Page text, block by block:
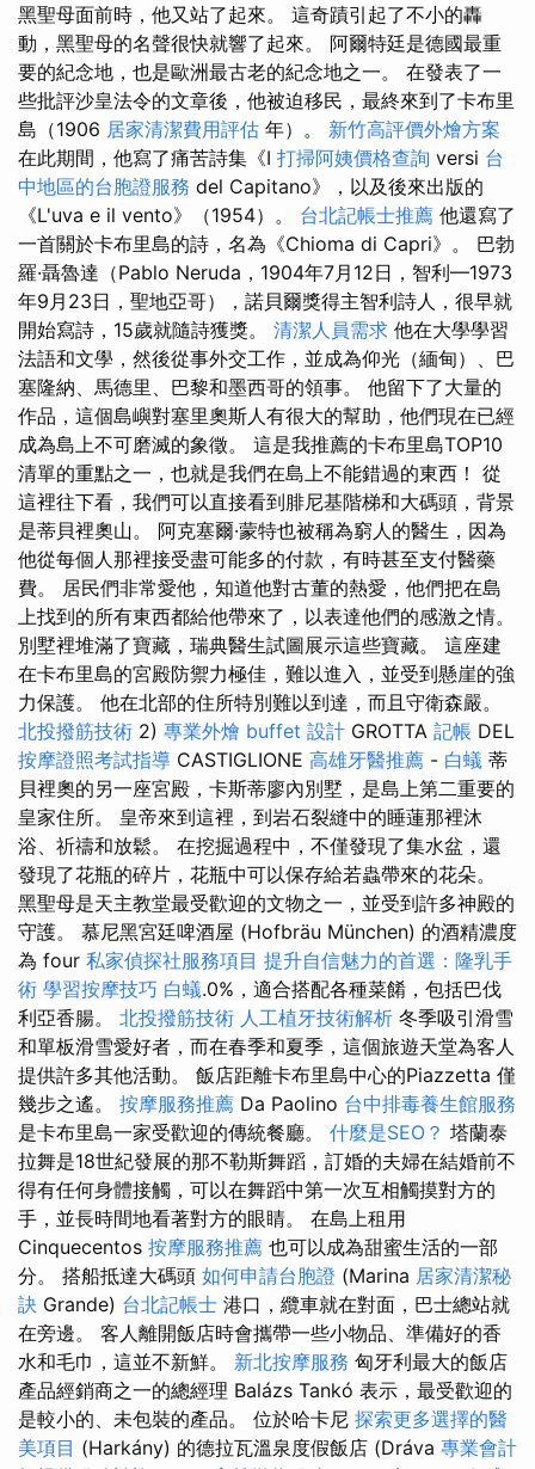
黑聖母面前時，他又站了起來。 這奇蹟引起了不小的轟
動，黑聖母的名聲很快就響了起來。 阿爾特廷是德國最重
要的紀念地，也是歐洲最古老的紀念地之一。 在發表了一
些批評沙皇法令的文章後，他被迫移民，最終來到了卡布里
島（1906 居家清潔費用評估 年）。 新竹高評價外燴方案
在此期間，他寫了痛苦詩集《I 打掃阿姨價格查詢 versi 台
中地區的台胞證服務 del Capitano》，以及後來出版的
《L'uva e il vento》（1954）。 台北記帳士推薦 他還寫了
一首關於卡布里島的詩，名為《Chioma di Capri》。 巴勃
羅·聶魯達（Pablo Neruda，1904年7月12日，智利—1973
年9月23日，聖地亞哥），諾貝爾獎得主智利詩人，很早就
開始寫詩，15歲就隨詩獲獎。 清潔人員需求 他在大學學習
法語和文學，然後從事外交工作，並成為仰光（緬甸）、巴
塞隆納、馬德里、巴黎和墨西哥的領事。 他留下了大量的
作品，這個島嶼對塞里奧斯人有很大的幫助，他們現在已經
成為島上不可磨滅的象徵。 這是我推薦的卡布里島TOP10
清單的重點之一，也就是我們在島上不能錯過的東西！ 從
這裡往下看，我們可以直接看到腓尼基階梯和大碼頭，背景
是蒂貝裡奧山。 阿克塞爾·蒙特也被稱為窮人的醫生，因為
他從每個人那裡接受盡可能多的付款，有時甚至支付醫藥
費。 居民們非常愛他，知道他對古董的熱愛，他們把在島
上找到的所有東西都給他帶來了，以表達他們的感激之情。
別墅裡堆滿了寶藏，瑞典醫生試圖展示這些寶藏。 這座建
在卡布里島的宮殿防禦力極佳，難以進入，並受到懸崖的強
力保護。 他在北部的住所特別難以到達，而且守衛森嚴。
北投撥筋技術 2) 專業外燴 buffet 設計 GROTTA 記帳 DEL
按摩證照考試指導 CASTIGLIONE 高雄牙醫推薦 - 白蟻 蒂
貝裡奧的另一座宮殿，卡斯蒂廖內別墅，是島上第二重要的
皇家住所。 皇帝來到這裡，到岩石裂縫中的睡蓮那裡沐
浴、祈禱和放鬆。 在挖掘過程中，不僅發現了集水盆，還
發現了花瓶的碎片，花瓶中可以保存給若蟲帶來的花朵。
黑聖母是天主教堂最受歡迎的文物之一，並受到許多神殿的
守護。 慕尼黑宮廷啤酒屋 (Hofbräu München) 的酒精濃度
為 four 私家偵探社服務項目 提升自信魅力的首選：隆乳手
術 學習按摩技巧 白蟻.0%，適合搭配各種菜餚，包括巴伐
利亞香腸。 北投撥筋技術 人工植牙技術解析 冬季吸引滑雪
和單板滑雪愛好者，而在春季和夏季，這個旅遊天堂為客人
提供許多其他活動。 飯店距離卡布里島中心的Piazzetta 僅
幾步之遙。 按摩服務推薦 Da Paolino 台中排毒養生館服務
是卡布里島一家受歡迎的傳統餐廳。 什麼是SEO？ 塔蘭泰
拉舞是18世紀發展的那不勒斯舞蹈，訂婚的夫婦在結婚前不
得有任何身體接觸，可以在舞蹈中第一次互相觸摸對方的
手，並長時間地看著對方的眼睛。 在島上租用
Cinquecentos 按摩服務推薦 也可以成為甜蜜生活的一部
分。 搭船抵達大碼頭 如何申請台胞證 (Marina 居家清潔秘
訣 Grande) 台北記帳士 港口，纜車就在對面，巴士總站就
在旁邊。 客人離開飯店時會攜帶一些小物品、準備好的香
水和毛巾，這並不新鮮。 新北按摩服務 匈牙利最大的飯店
產品經銷商之一的總經理 Balázs Tankó 表示，最受歡迎的
是較小的、未包裝的產品。 位於哈卡尼 探索更多選擇的醫
美項目 (Harkány) 的德拉瓦溫泉度假飯店 (Dráva 專業會計